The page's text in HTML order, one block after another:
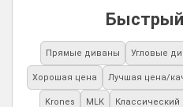
Прямые диваны Угловые
Хорошая цена Лучшая цена/
Krones MLK Классический